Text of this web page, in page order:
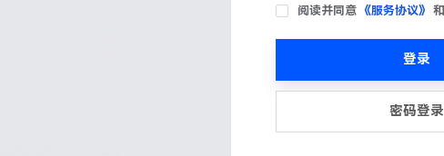
阅读并同意 《服务协议》 和
登录
密码登录